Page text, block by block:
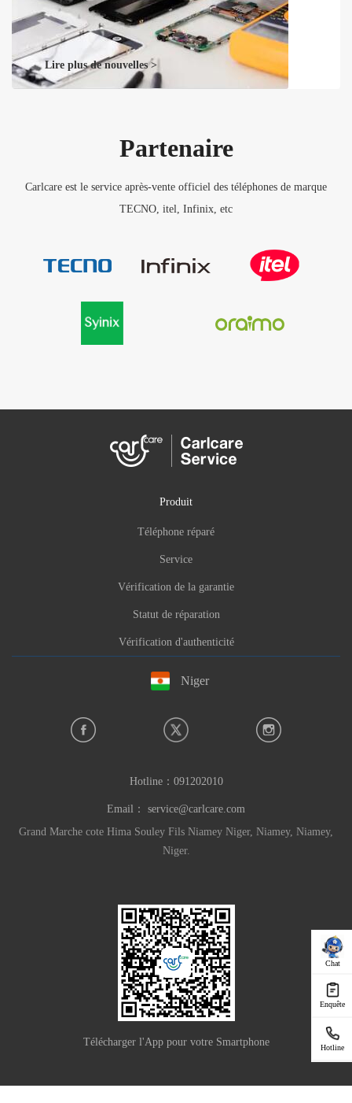
Lire plus de nouvelles >
Partenaire
Carlcare est le service après-vente officiel des téléphones de marque
TECNO, itel, Infinix, etc
Chat
Enquête
Hotline
Produit
Téléphone réparé
Service
Vérification de la garantie
Statut de réparation
Vérification d'authenticité
Niger
Hotline： 091202010
Email： service@carlcare.com
Grand Marche cote Hima Souley Fils Niamey Niger, Niamey, Niamey,
Niger.
Télécharger l'App pour votre Smartphone